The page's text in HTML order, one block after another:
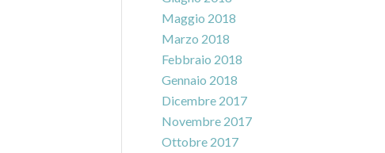
Maggio 2018
Marzo 2018
Febbraio 2018
Gennaio 2018
Dicembre 2017
Novembre 2017
Ottobre 2017